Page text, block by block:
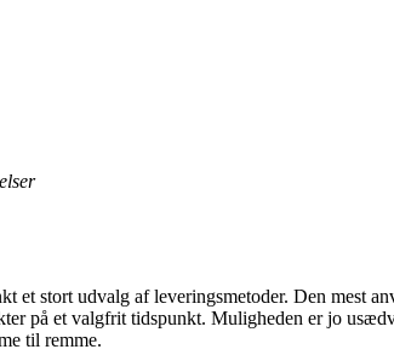
et stort udvalg af leveringsmetoder. Den mest
på et valgfrit tidspunkt. Muligheden er jo
til remme.